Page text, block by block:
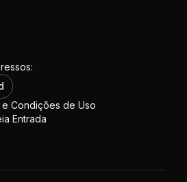
e Condições de Uso
Entrada